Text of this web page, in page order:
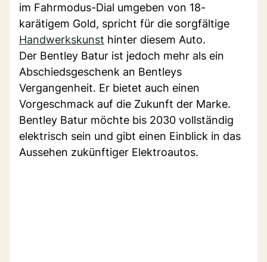
im Fahrmodus-Dial umgeben von 18-
karätigem Gold, spricht für die sorgfältige
Handwerkskunst hinter diesem Auto.
Der Bentley Batur ist jedoch mehr als ein
Abschiedsgeschenk an Bentleys
Vergangenheit. Er bietet auch einen
Vorgeschmack auf die Zukunft der Marke.
Bentley Batur möchte bis 2030 vollständig
elektrisch sein und gibt einen Einblick in das
Aussehen zukünftiger Elektroautos.